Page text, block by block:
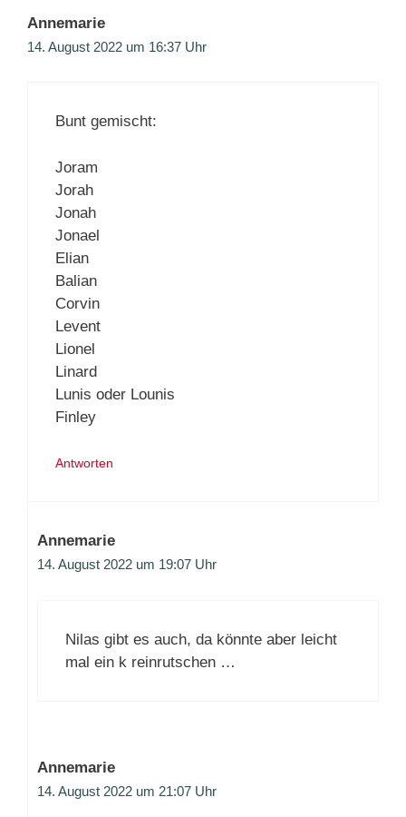
Annemarie
14. August 2022 um 16:37 Uhr
Bunt gemischt:
Joram
Jorah
Jonah
Jonael
Elian
Balian
Corvin
Levent
Lionel
Linard
Lunis oder Lounis
Finley
Antworten
Annemarie
14. August 2022 um 19:07 Uhr
Nilas gibt es auch, da könnte aber leicht
mal ein k reinrutschen …
Annemarie
14. August 2022 um 21:07 Uhr